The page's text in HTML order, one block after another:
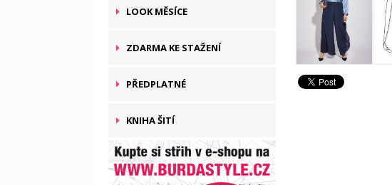
LOOK MĚSÍCE
ZDARMA KE STAŽENÍ
PŘEDPLATNÉ
KNIHA ŠITÍ